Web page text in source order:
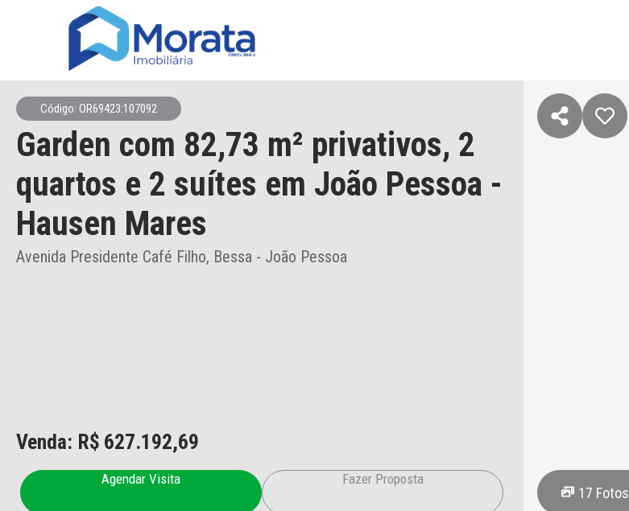
Código: OR69423:107092
Garden com 82,73 m² privativos, 2
quartos e 2 suítes em João Pessoa -
Hausen Mares
Avenida Presidente Café Filho, Bessa - João Pessoa
Venda: R$ 627.192,69
Agendar Visita Fazer Proposta
17 Fotos